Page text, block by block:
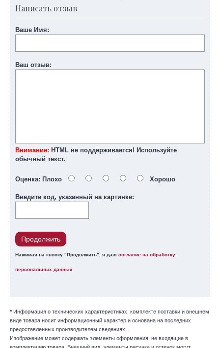
Написать отзыв
Ваше Имя:
Ваш отзыв:
Внимание: HTML не поддерживается! Используйте
обычный текст.
Оценка: Плохо Хорошо
Введите код, указанный на картинке:
Продолжить
Нажимая на кнопку "Продолжить", я даю согласие на обработку
персональных данных
* Информация о технических характеристиках, комплекте поставки и внешнем
виде товара носит информационный характер и основана на последних
предоставленных производителем сведениях.
Изображение может содержать элементы оформления, не входящие в
комплектацию товара. Внешний вид, элементы рисунка и оттенок могут